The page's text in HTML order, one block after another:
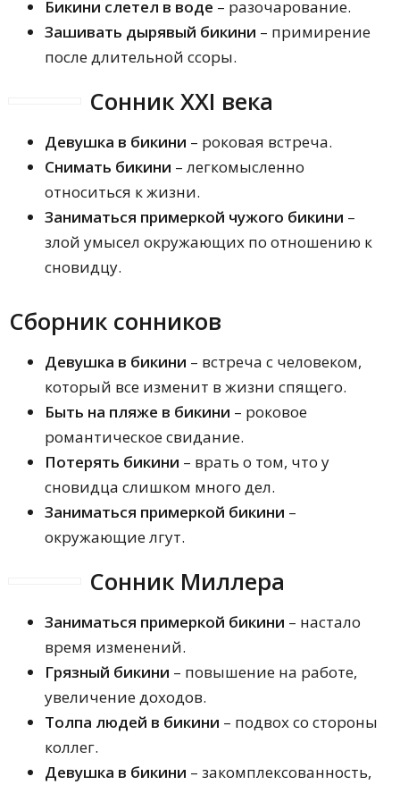
Бикини слетел в воде – разочарование.
Зашивать дырявый бикини – примирение
после длительной ссоры.
Сонник XXI века
Девушка в бикини – роковая встреча.
Снимать бикини – легкомысленно
относиться к жизни.
Заниматься примеркой чужого бикини –
злой умысел окружающих по отношению к
сновидцу.
Сборник сонников
Девушка в бикини – встреча с человеком,
который все изменит в жизни спящего.
Быть на пляже в бикини – роковое
романтическое свидание.
Потерять бикини – врать о том, что у
сновидца слишком много дел.
Заниматься примеркой бикини –
окружающие лгут.
Сонник Миллера
Заниматься примеркой бикини – настало
время изменений.
Грязный бикини – повышение на работе,
увеличение доходов.
Толпа людей в бикини – подвох со стороны
коллег.
Девушка в бикини – закомплексованность,